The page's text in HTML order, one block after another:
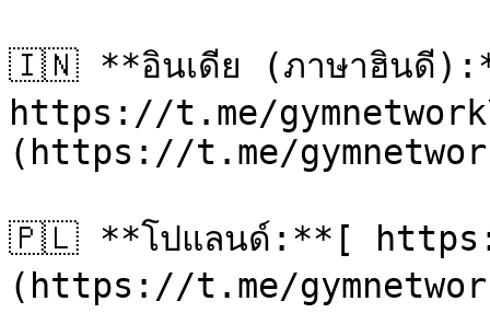
🇮🇳 **อินเดีย (ภาษาฮินดี
https://t.me/
(https://t.me/
🇵🇱 **โปแลนด์:**[